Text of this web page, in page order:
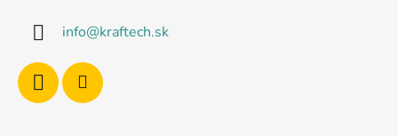
info@kraftech.sk